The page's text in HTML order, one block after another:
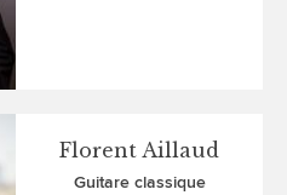
Florent Aillaud
Guitare classique